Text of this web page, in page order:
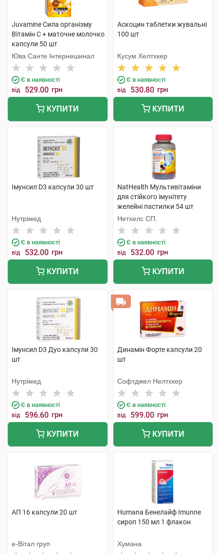
Juvamine Сила організму
Вітамін C + маточне молочко
капсули 50 шт
Юва Санте Інтернешинал
Є в наявності
від 529.00 грн
КУПИТИ
Аскоцин таблетки жувальні
100 шт
Кусум Хелтхкер
Є в наявності
від 530.80 грн
КУПИТИ
Імунсил D3 капсули 30 шт
Нутрімед
Є в наявності
від 532.00 грн
КУПИТИ
NatHealth Мультивітаміни
для стійкого імунітету
желейні пастилки 54 шт
Нетхелс СП.
Є в наявності
від 532.00 грн
КУПИТИ
Імунсил D3 Дуо капсули 30
шт
Нутрімед
Є в наявності
від 596.60 грн
КУПИТИ
Динамін Форте капсули 20
шт
Софтджел Нелтхкер
Є в наявності
від 599.00 грн
КУПИТИ
АП 16 капсули 20 шт
е-Вітал груп
Humana Бенелайф Imunne
сироп 150 мл 1 флакон
Хумана